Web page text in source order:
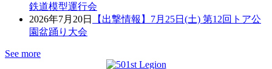
鉄道模型運行会
2026年7月20日
【出撃情報】7月25日(土) 第12回トア公
園盆踊り大会
See more